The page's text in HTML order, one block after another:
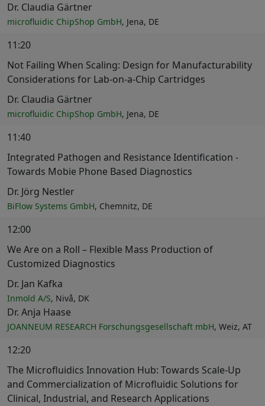
Dr. Claudia Gärtner
microfluidic ChipShop GmbH, Jena, DE
11:20
Not Failing When Scaling: Design for Manufacturability
Considerations for Lab-on-a-Chip Cartridges
Dr. Claudia Gärtner
microfluidic ChipShop GmbH, Jena, DE
11:40
Integrated Pathogen and Resistance Identification -
Towards Mobie Phone Based Diagnostics
Dr. Jörg Nestler
BiFlow Systems GmbH, Chemnitz, DE
12:00
We Are on a Roll – Flexible Mass Production of
Customized Diagnostics
Dr. Jan Kafka
Inmold A/S, Nivå, DK
Dr. Anja Haase
JOANNEUM RESEARCH Forschungsgesellschaft mbH, Weiz, AT
12:20
The Microfluidics Innovation Hub: Towards Scale-Up
and Commercialization of Microfluidic Solutions for
Clinical, Industrial, and Research Applications